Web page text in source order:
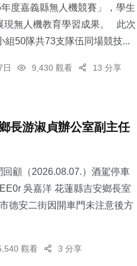
度嘉義縣無人機競賽」，學生
現無人機教育學習成果。 此次
組50隊共73支隊伍同場競技...
日 9,430 觀看 13 分享
長游淑貞辦公室副主任
顧（2026.08.07.）酒駕停車
吳嘉洋 花蓮縣吉安鄉長室
德安二街因開車門未注意後方
觀看 3 分享
大陸 文教